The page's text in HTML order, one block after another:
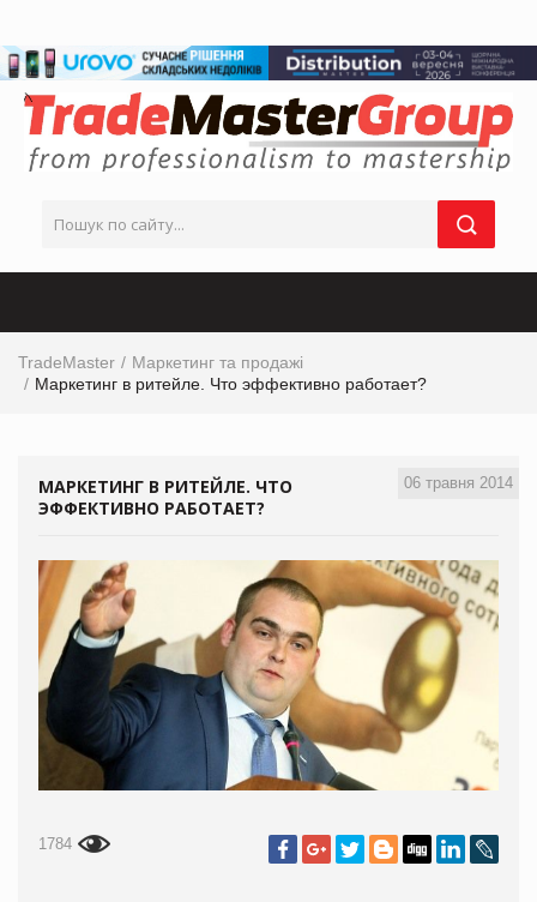
TradeMaster
Маркетинг та продажі
Маркетинг в ритейле. Что эффективно работает?
06 травня 2014
МАРКЕТИНГ В РИТЕЙЛЕ. ЧТО
ЭФФЕКТИВНО РАБОТАЕТ?
1784